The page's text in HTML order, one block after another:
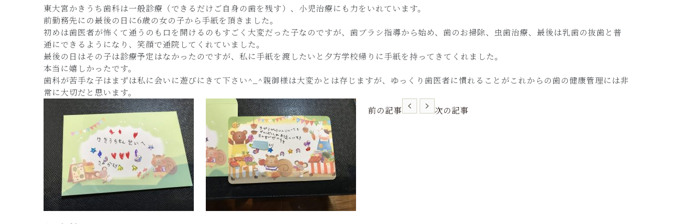
東大宮かきうち歯科は一般診療（できるだけご自身の歯を残す）、小児治療にも力をいれています。
前勤務先にの最後の日に6歳の女の子から手紙を頂きました。
初めは歯医者が怖くて通うのも口を開けるのもすごく大変だった子なのですが、歯ブラシ指導から始め、歯のお掃除、虫歯治療、最後は乳歯の抜歯と普
通にできるようになり、笑顔で通院してくれていました。
最後の日はその子は診療予定はなかったのですが、私に手紙を渡したいと夕方学校帰りに手紙を持ってきてくれました。
本当に嬉しかったです。
歯科が苦手な子はまずは私に会いに遊びにきて下さい^_^親御様は大変かとは存じますが、ゆっくり歯医者に慣れることがこれからの歯の健康管理には非
常に大切だと思います。
前の記事
次の記事